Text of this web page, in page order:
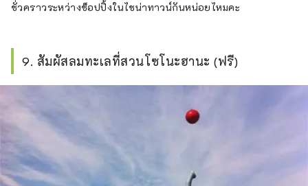
ชั่วคราวระหว่างช็อปปิ้งในไชน่าทาวน์กันหน่อยไหมคะ
9. สัมผัสลมทะเลที่สวนโซโนะฮานะ (ฟรี)